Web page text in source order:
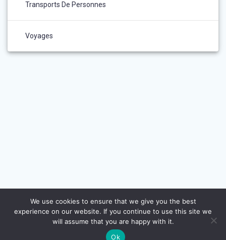
Transports De Personnes
Voyages
We use cookies to ensure that we give you the best
experience on our website. If you continue to use this site we
will assume that you are happy with it.
Ok